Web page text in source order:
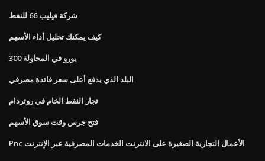
شركة فيليب 66 للنفط
كيف يمكنك تحليل أداء الأسهم
300 يورو في المحاولة
البلد الذي يدفع أعلى سعر فائدة مصرفي
تجار النفط الخام في روتردام
فتح جرس وقت سوق الأسهم
Pnc الأعمال التجارية الصغيرة على الانترنت الخدمات المصرفية عبر الإنترنت